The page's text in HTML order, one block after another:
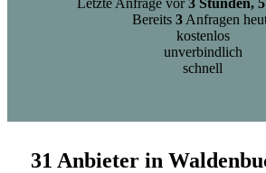
Letzte Anfrage vor3 Stunden,
Bereits 3Anfragen
kostenlos
unverbindlich
schnell
31 Anbieter in